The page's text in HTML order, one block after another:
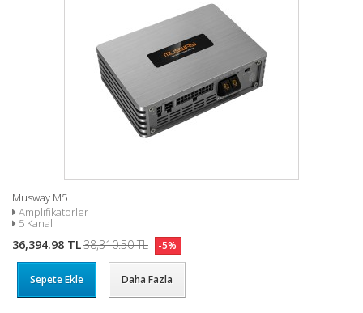
Musway M5
Amplifikatörler
5 Kanal
36,394.98 TL38,310.50 TL -5%
Sepete Ekle Daha Fazla